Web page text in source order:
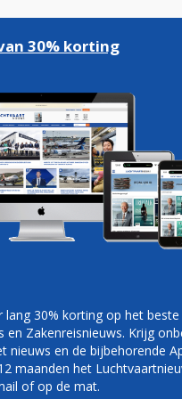
Podcasts
EEN
30% korting
lang 30% korting op het beste
en Zakenreisnieuws. Krijg
nieuws en de bijbehorende
maanden het
of op de mat.